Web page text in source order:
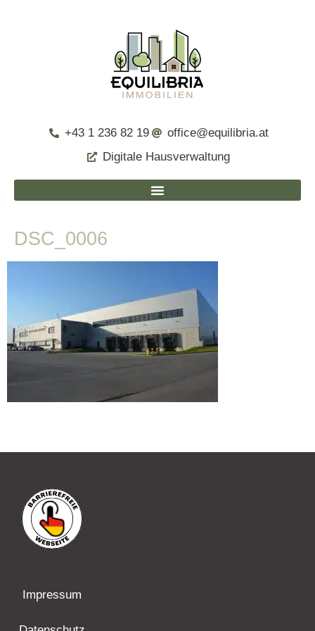
+43 1 236 82 19
office@equilibria.at
Digitale Hausverwaltung
DSC_0006
Impressum